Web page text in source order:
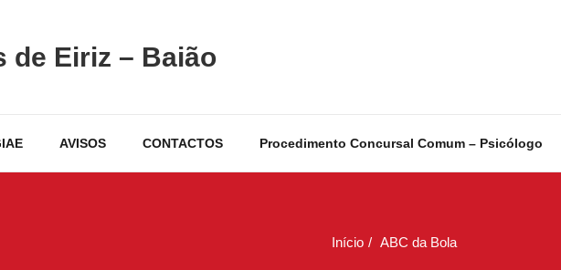
de Eiriz – Baião
AVISOS CONTACTOS Procedimento Concursal Comum – Psicólogo
Início ABC da Bola